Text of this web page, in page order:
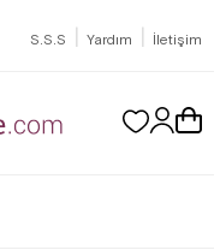
S.S.S | Yardım | İletişim